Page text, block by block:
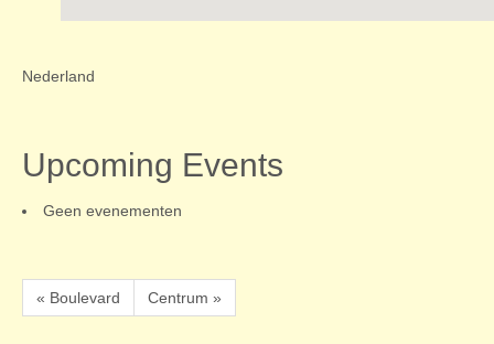
Nederland
Upcoming Events
Geen evenementen
« Boulevard Centrum »